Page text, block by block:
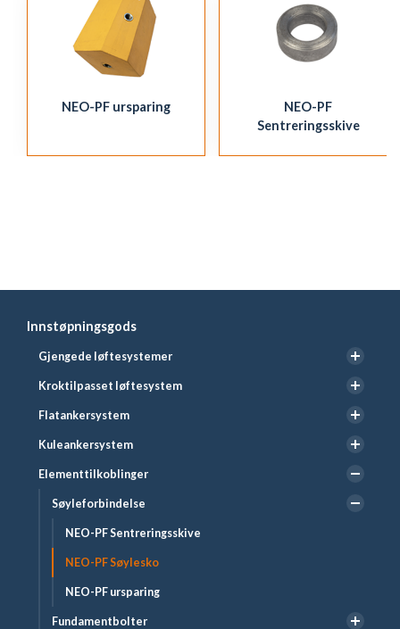
Innstøpningsgods
Gjengede løftesystemer
Kroktilpasset løftesystem
Flatankersystem
Kuleankersystem
Elementtilkoblinger
Søyleforbindelse
NEO-PF Sentreringsskive
NEO-PF Søylesko
NEO-PF ursparing
Fundamentbolter
NEO-PF ursparing
NEO-PF
Sentreringsskive